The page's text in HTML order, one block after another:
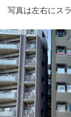
写真は左右にス